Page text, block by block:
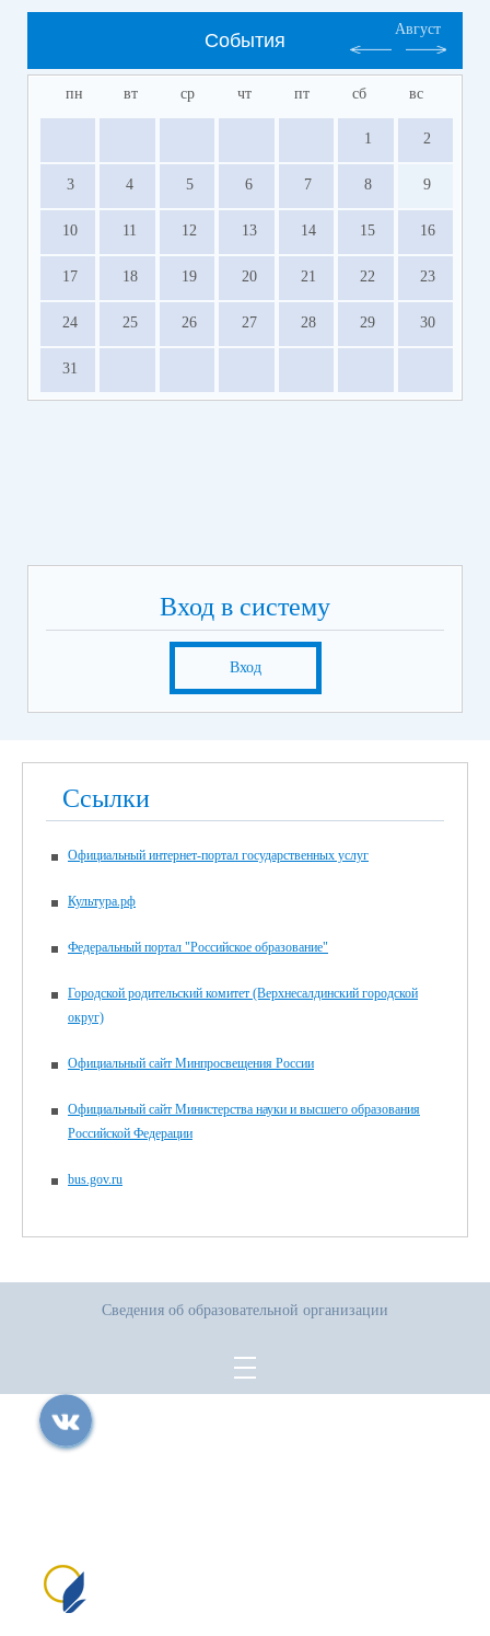
События
Август
пн вт ср чт пт сб вс
1 2
3 4 5 6 7 8 9
10 11 12 13 14 15 16
17 18 19 20 21 22 23
24 25 26 27 28 29 30
31
Вход в систему
Вход
Ссылки
Официальный интернет-портал государственных услуг
Культура.рф
Федеральный портал "Российское образование"
Городской родительский комитет (Верхнесалдинский городской
округ)
Официальный сайт Минпросвещения России
Официальный сайт Министерства науки и высшего образования
Российской Федерации
bus.gov.ru
Сведения об образовательной организации